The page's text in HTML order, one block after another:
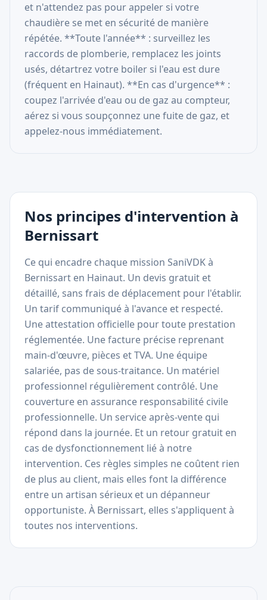
et n'attendez pas pour appeler si votre
chaudière se met en sécurité de manière
répétée. **Toute l'année** : surveillez les
raccords de plomberie, remplacez les joints
usés, détartrez votre boiler si l'eau est dure
(fréquent en Hainaut). **En cas d'urgence** :
coupez l'arrivée d'eau ou de gaz au compteur,
aérez si vous soupçonnez une fuite de gaz, et
appelez-nous immédiatement.
Nos principes d'intervention à
Bernissart
Ce qui encadre chaque mission SaniVDK à
Bernissart en Hainaut. Un devis gratuit et
détaillé, sans frais de déplacement pour l'établir.
Un tarif communiqué à l'avance et respecté.
Une attestation officielle pour toute prestation
réglementée. Une facture précise reprenant
main-d'œuvre, pièces et TVA. Une équipe
salariée, pas de sous-traitance. Un matériel
professionnel régulièrement contrôlé. Une
couverture en assurance responsabilité civile
professionnelle. Un service après-vente qui
répond dans la journée. Et un retour gratuit en
cas de dysfonctionnement lié à notre
intervention. Ces règles simples ne coûtent rien
de plus au client, mais elles font la différence
entre un artisan sérieux et un dépanneur
opportuniste. À Bernissart, elles s'appliquent à
toutes nos interventions.